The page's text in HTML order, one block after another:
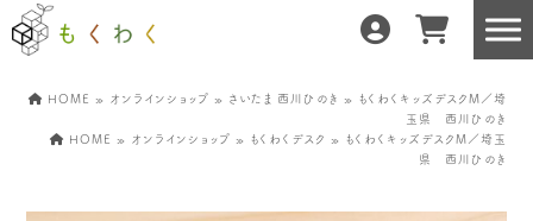
どんな暮らしにもフィット 森と暮らしを環る
HOME » オンラインショップ » さいたま 西川ひのき » もくわくキッズデスクM／埼
玉県 西川ひのき
HOME » オンラインショップ » もくわくデスク » もくわくキッズデスクM／埼玉
県 西川ひのき